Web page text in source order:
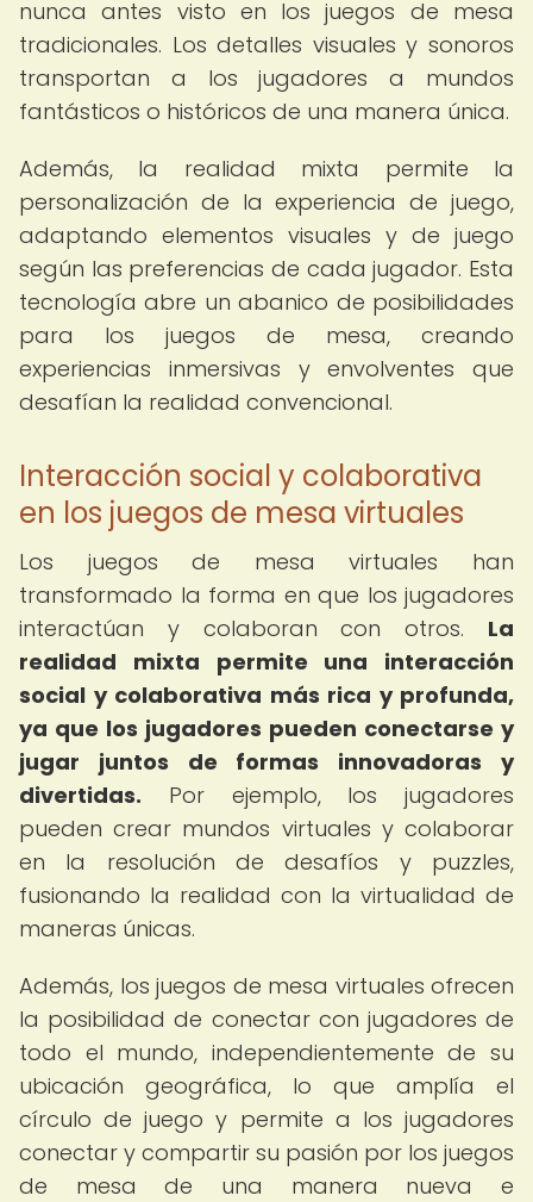
nunca antes visto en los juegos de mesa
tradicionales. Los detalles visuales y sonoros
transportan a los jugadores a mundos
fantásticos o históricos de una manera única.
Además, la realidad mixta permite la
personalización de la experiencia de juego,
adaptando elementos visuales y de juego
según las preferencias de cada jugador. Esta
tecnología abre un abanico de posibilidades
para los juegos de mesa, creando
experiencias inmersivas y envolventes que
desafían la realidad convencional.
Interacción social y colaborativa
en los juegos de mesa virtuales
Los juegos de mesa virtuales han
transformado la forma en que los jugadores
interactúan y colaboran con otros. La
realidad mixta permite una interacción
social y colaborativa más rica y profunda,
ya que los jugadores pueden conectarse y
jugar juntos de formas innovadoras y
divertidas. Por ejemplo, los jugadores
pueden crear mundos virtuales y colaborar
en la resolución de desafíos y puzzles,
fusionando la realidad con la virtualidad de
maneras únicas.
Además, los juegos de mesa virtuales ofrecen
la posibilidad de conectar con jugadores de
todo el mundo, independientemente de su
ubicación geográfica, lo que amplía el
círculo de juego y permite a los jugadores
conectar y compartir su pasión por los juegos
de mesa de una manera nueva e